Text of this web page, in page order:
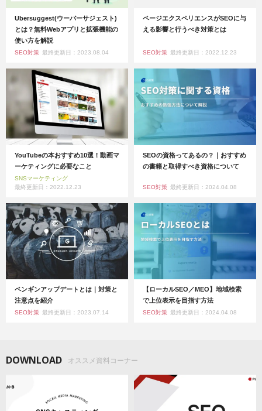
Ubersuggest(ウーバーサジェスト)
とは？無料Webアプリと拡張機能の
使い方を解説
SEO対策 最終更新日：2023.08.04
ページエクスペリエンスがSEOに与
える影響と行うべき対策とは
SEO対策 最終更新日：2022.12.23
YouTubeの本おすすめ10選！動画マ
ーケティングに必要なこと
SNSマーケティング
最終更新日：2022.12.23
SEOの資格ってあるの？｜おすすめ
の書籍と取得すべき資格について
SEO対策 最終更新日：2024.04.08
ペンギンアップデートとは｜対策と
注意点を紹介
SEO対策 最終更新日：2023.07.14
【ローカルSEO／MEO】地域検索
で上位表示を目指す方法
SEO対策 最終更新日：2024.04.08
DOWNLOAD オススメ資料コーナー